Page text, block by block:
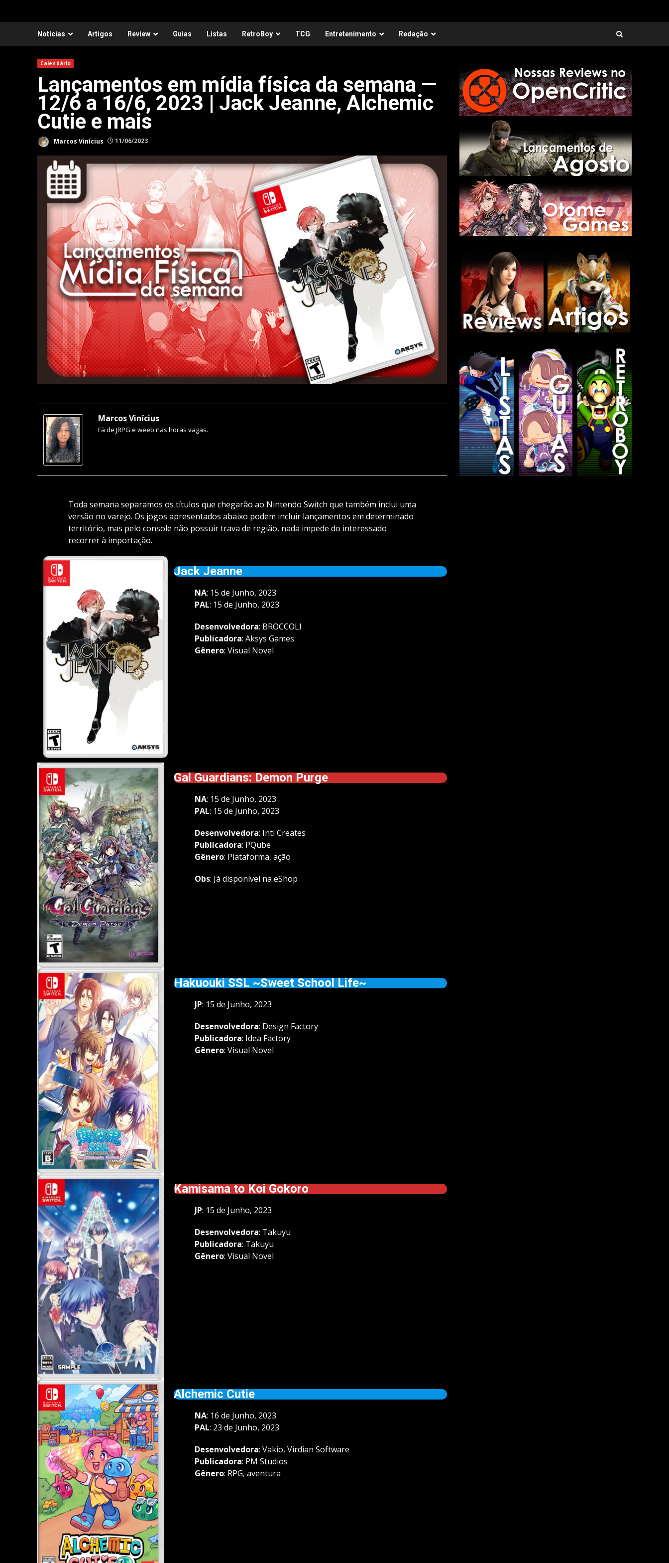
Notícias Artigos Review Guias Listas RetroBoy TCG Entretenimento Redação
Calendário
Lançamentos em mídia física da semana —
12/6 a 16/6, 2023 | Jack Jeanne, Alchemic
Cutie e mais
Marcos Vinícius 11/06/2023
Marcos Vinícius
Fã de JRPG e weeb nas horas vagas.
Toda semana separamos os títulos que chegarão ao Nintendo Switch que também inclui uma
versão no varejo. Os jogos apresentados abaixo podem incluir lançamentos em determinado
território, mas pelo console não possuir trava de região, nada impede do interessado
recorrer à importação.
Jack Jeanne
NA: 15 de Junho, 2023
PAL: 15 de Junho, 2023
Desenvolvedora: BROCCOLI
Publicadora: Aksys Games
Gênero: Visual Novel
Gal Guardians: Demon Purge
NA: 15 de Junho, 2023
PAL: 15 de Junho, 2023
Desenvolvedora: Inti Creates
Publicadora: PQube
Gênero: Plataforma, ação
Obs: Já disponível na eShop
Hakuouki SSL ~Sweet School Life~
JP: 15 de Junho, 2023
Desenvolvedora: Design Factory
Publicadora: Idea Factory
Gênero: Visual Novel
Kamisama to Koi Gokoro
JP: 15 de Junho, 2023
Desenvolvedora: Takuyu
Publicadora: Takuyu
Gênero: Visual Novel
Alchemic Cutie
NA: 16 de Junho, 2023
PAL: 23 de Junho, 2023
Desenvolvedora: Vakio, Virdian Software
Publicadora: PM Studios
Gênero: RPG, aventura